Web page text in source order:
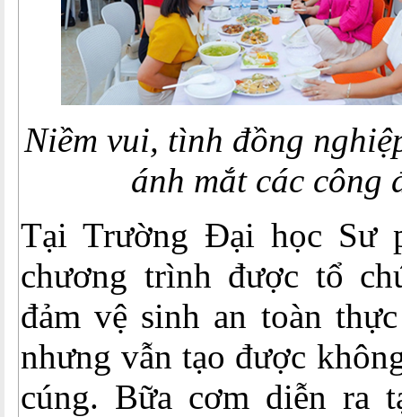
Niềm vui, tình đồng
ánh mắt các công
Tại Trường Đại học Sư
chương trình được tổ
đảm vệ sinh an toàn
nhưng vẫn tạo được
cúng. Bữa cơm diễn ra